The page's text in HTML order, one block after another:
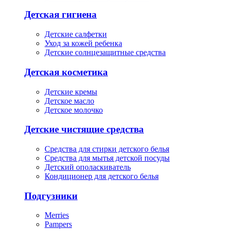
Детская гигиена
Детские салфетки
Уход за кожей ребенка
Детские солнцезащитные средства
Детская косметика
Детские кремы
Детское масло
Детское молочко
Детские чистящие средства
Средства для стирки детского белья
Средства для мытья детской посуды
Детский ополаскиватель
Кондиционер для детского белья
Подгузники
Merries
Pampers